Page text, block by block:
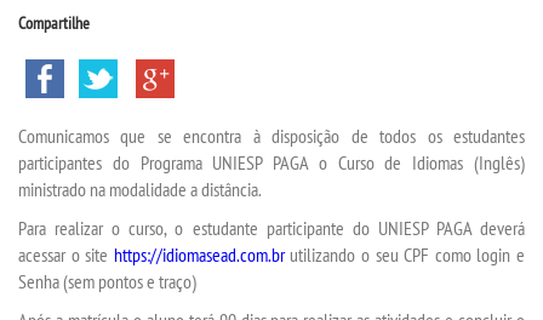
TRANSFERÊNCIA
SEGUNDA GRADUAÇÃO
MATRÍCULA
Compartilhe
Comunicamos que se encontra à disposição de todos os estudantes
participantes do Programa UNIESP PAGA o Curso de Idiomas (Inglês)
ministrado na modalidade a distância.
Para realizar o curso, o estudante participante do UNIESP PAGA deverá
acessar o site https://idiomasead.com.brutilizando o seu CPF como login e
Senha (sem pontos e traço)